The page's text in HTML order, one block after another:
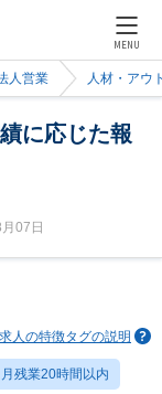
MENU
人営業 人材・アウ
に応じた報
07日
求人の特徴タグの説明
月残業20時間以内